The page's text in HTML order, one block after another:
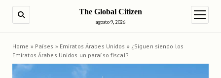
The Global Citizen
agosto 9, 2026
abrir
Home » Países » Emiratos Árabes Unidos » ¿Siguen siendo los
Emiratos Árabes Unidos un paraíso fiscal?